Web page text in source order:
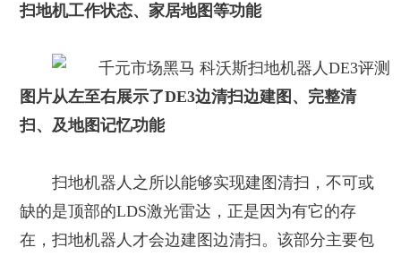
扫地机工作状态、家居地图等功能
图片从左至右展示了DE3边清扫边建图、完整清
扫、及地图记忆功能
扫地机器人之所以能够实现建图清扫，不可或
缺的是顶部的LDS激光雷达，正是因为有它的存
在，扫地机器人才会边建图边清扫。该部分主要包